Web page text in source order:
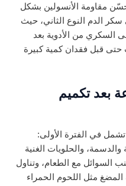
مقاومة الأنسولين بشكل
الدم النوع الثاني، حيث
80% من مرضى السكري من الأدوية بعد
حتى قبل فقدان كمية كبيرة
بعد تكميم
تشمل في الفترة الأولى:
والدسمة، والحلويات الغنية
السوائل مع الطعام، وتناول
مثل اللحوم الحمراء